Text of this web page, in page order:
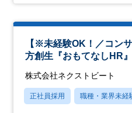
【※未経験OK！／コン
方創生『おもてなしHR
株式会社ネクストビート
正社員採用 職種・業界未経